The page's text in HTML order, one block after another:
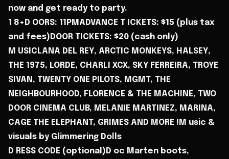
now and get ready to party.
1 8+D OORS: 11PMADVANCE T ICKETS: $15 (plus tax
and fees)DOOR TICKETS: $20 (cash only)
M USICLANA DEL REY, ARCTIC MONKEYS, HALSEY,
THE 1975, LORDE, CHARLI XCX, SKY FERREIRA, TROYE
SIVAN, TWENTY ONE PILOTS, MGMT, THE
NEIGHBOURHOOD, FLORENCE & THE MACHINE, TWO
DOOR CINEMA CLUB, MELANIE MARTINEZ, MARINA,
CAGE THE ELEPHANT, GRIMES AND MORE !M usic &
visuals by Glimmering Dolls
D RESS CODE (optional)D oc Marten boots,